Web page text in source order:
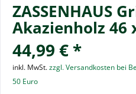
ZASSENHAUS
Akazienholz 46
44,99 € *
inkl. MwSt.zzgl. Versandkosten bei
50 Euro